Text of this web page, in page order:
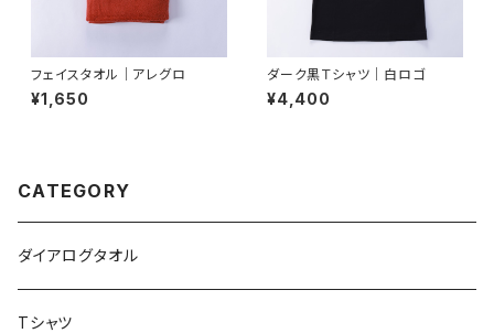
フェイスタオル｜アレグロ
¥1,650
ダーク黒Ｔシャツ｜白ロゴ
¥4,400
CATEGORY
ダイアログタオル
Tシャツ